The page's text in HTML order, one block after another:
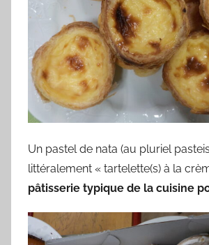
Un pastel de nata (au pluriel
littéralement « tartelette(s) à la
pâtisserie typique de la cuisine